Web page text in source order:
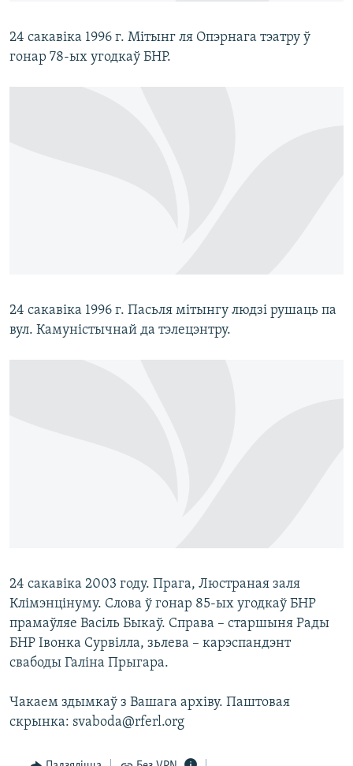
24 сакавіка 1996 г. Мітынг ля Опэрнага тэатру ў
гонар 78-ых угодкаў БНР.
24 сакавіка 1996 г. Пасьля мітынгу людзі рушаць па
вул. Камуністычнай да тэлецэнтру.
24 сакавіка 2003 году. Прага, Люстраная заля
Клімэнцінуму. Слова ў гонар 85-ых угодкаў БНР
прамаўляе Васіль Быкаў. Справа – старшыня Рады
БНР Івонка Сурвілла, зьлева – карэспандэнт
свабоды Галіна Прыгара.
Чакаем здымкаў з Вашага архіву. Паштовая
скрынка: svaboda@rferl.org